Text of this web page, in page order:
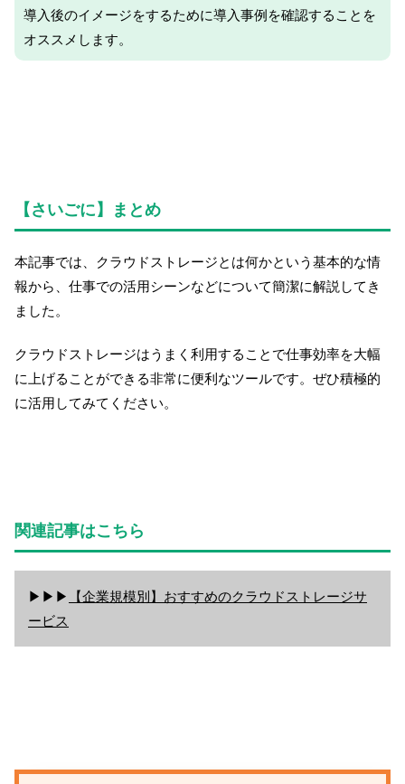
導入後のイメージをするために導入事例を確認することを
オススメします。
【さいごに】まとめ
本記事では、クラウドストレージとは何かという基本的な情
報から、仕事での活用シーンなどについて簡潔に解説してき
ました。
クラウドストレージはうまく利用することで仕事効率を大幅
に上げることができる非常に便利なツールです。ぜひ積極的
に活用してみてください。
関連記事はこちら
▶▶▶
【企業規模別】おすすめのクラウドストレージサ
ービス